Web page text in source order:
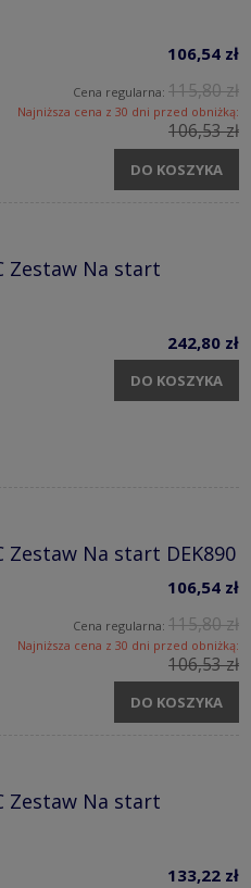
106,54 zł
Cena regularna: 115,80 zł
Najniższa cena z 30 dni przed obniżką:
106,53 zł
DO KOSZYKA
Zestaw Na start
242,80 zł
DO KOSZYKA
Zestaw Na start DEK890
106,54 zł
Cena regularna: 115,80 zł
Najniższa cena z 30 dni przed obniżką:
106,53 zł
DO KOSZYKA
Zestaw Na start
133,22 zł